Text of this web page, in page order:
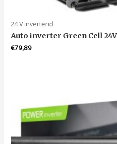
24 V inverterid
Auto inverter Green Cell
€79,89